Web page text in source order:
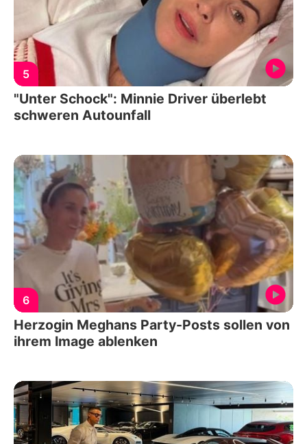
5
"Unter Schock": Minnie Driver überlebt
schweren Autounfall
6
Herzogin Meghans Party-Posts sollen von
ihrem Image ablenken